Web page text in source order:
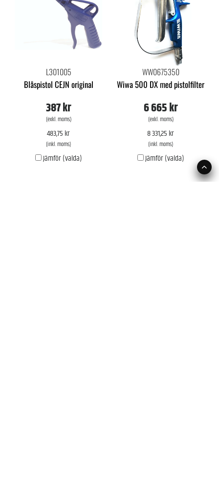
L301005
Blåspistol CEJN original
387 kr
(exkl. moms)
483,75 kr
(inkl. moms)
Jämför (valda)
WW0675350
Wiwa 500 DX med pistolfilter
6 665 kr
(exkl. moms)
8 331,25 kr
(inkl. moms)
Jämför (valda)